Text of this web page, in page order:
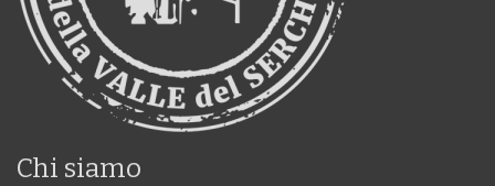
Chi siamo